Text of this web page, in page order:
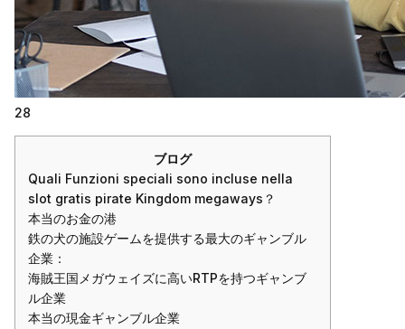
28
ブログ
Quali Funzioni speciali sono incluse nella
slot gratis pirate Kingdom megaways？
本当のお金の港
鉄の犬の施設ゲームを提供する最大のギャンブル
企業：
海賊王国メガウェイズに高いRTPを持つギャンブ
ル企業
本当の現金ギャンブル企業